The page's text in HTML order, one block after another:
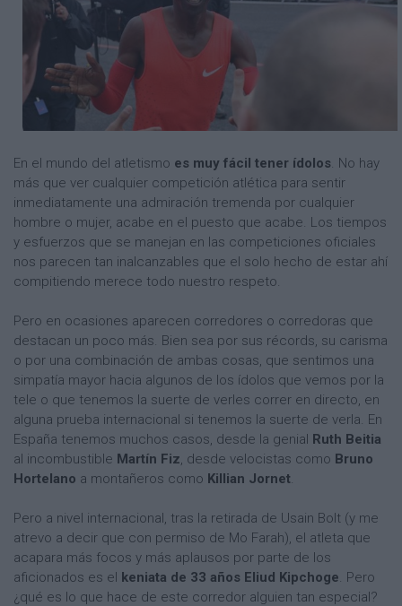
En el mundo del atletismo es muy fácil tener ídolos. No hay
más que ver cualquier competición atlética para sentir
inmediatamente una admiración tremenda por cualquier
hombre o mujer, acabe en el puesto que acabe. Los tiempos
y esfuerzos que se manejan en las competiciones oficiales
nos parecen tan inalcanzables que el solo hecho de estar ahí
compitiendo merece todo nuestro respeto.
Pero en ocasiones aparecen corredores o corredoras que
destacan un poco más. Bien sea por sus récords, su carisma
o por una combinación de ambas cosas, que sentimos una
simpatía mayor hacia algunos de los ídolos que vemos por la
tele o que tenemos la suerte de verles correr en directo, en
alguna prueba internacional si tenemos la suerte de verla. En
España tenemos muchos casos, desde la genial Ruth Beitia
al incombustible Martín Fiz, desde velocistas como Bruno
Hortelano a montañeros como Killian Jornet.
Pero a nivel internacional, tras la retirada de Usain Bolt (y me
atrevo a decir que con permiso de Mo Farah), el atleta que
acapara más focos y más aplausos por parte de los
aficionados es el keniata de 33 años Eliud Kipchoge. Pero
¿qué es lo que hace de este corredor alguien tan especial?